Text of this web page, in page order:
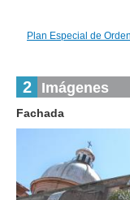
Plan Especial de
2 Imágenes
Fachada